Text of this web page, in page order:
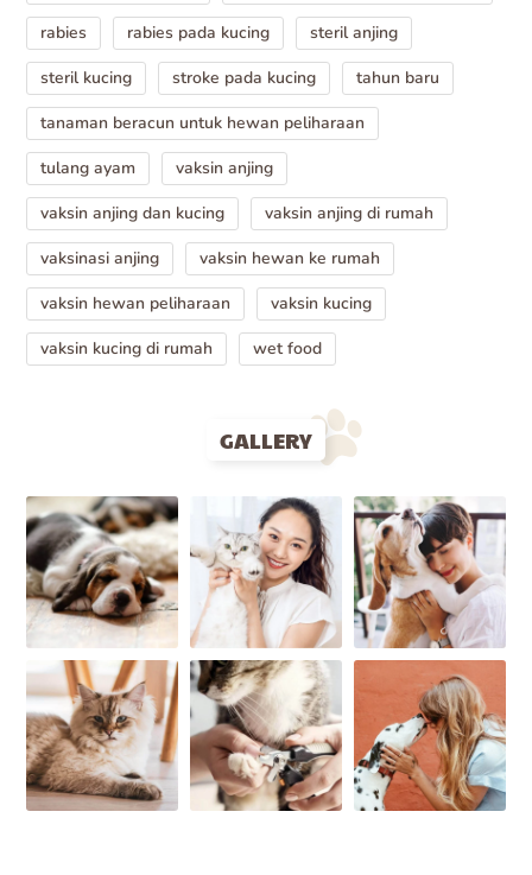
rabies
rabies pada kucing
steril anjing
steril kucing
stroke pada kucing
tahun baru
tanaman beracun untuk hewan peliharaan
tulang ayam
vaksin anjing
vaksin anjing dan kucing
vaksin anjing di rumah
vaksinasi anjing
vaksin hewan ke rumah
vaksin hewan peliharaan
vaksin kucing
vaksin kucing di rumah
wet food
GALLERY